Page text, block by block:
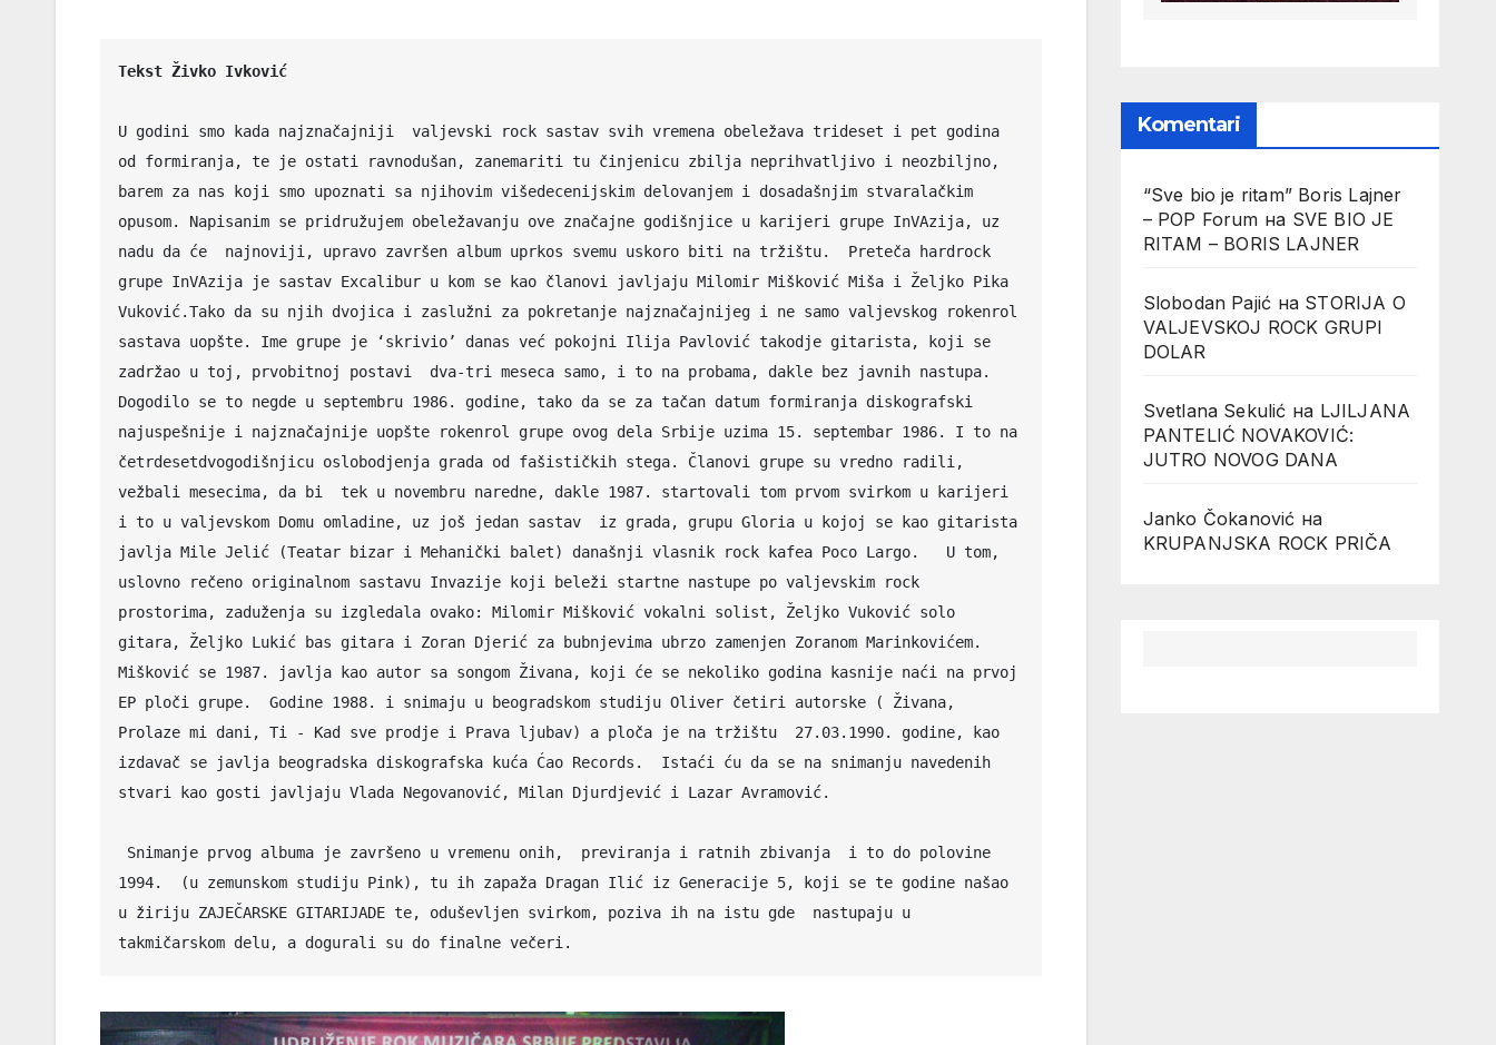
Tekst Živko Ivković
U godini smo kada najznačajniji  valjevski rock sastav svih vremena obeležava trideset i pet godina
od formiranja, te je ostati ravnodušan, zanemariti tu činjenicu zbilja neprihvatljivo i neozbiljno,
barem za nas koji smo upoznati sa njihovim višedecenijskim delovanjem i dosadašnjim stvaralačkim
opusom. Napisanim se pridružujem obeležavanju ove značajne godišnjice u karijeri grupe InVAzija, uz
nadu da će  najnoviji, upravo završen album uprkos svemu uskoro biti na tržištu.  Preteča hardrock
grupe InVAzija je sastav Excalibur u kom se kao članovi javljaju Milomir Mišković Miša i Željko Pika
Vuković.Tako da su njih dvojica i zaslužni za pokretanje najznačajnijeg i ne samo valjevskog rokenrol
sastava uopšte. Ime grupe je ‘skrivio’ danas već pokojni Ilija Pavlović takodje gitarista, koji se
zadržao u toj, prvobitnoj postavi  dva-tri meseca samo, i to na probama, dakle bez javnih nastupa.
Dogodilo se to negde u septembru 1986. godine, tako da se za tačan datum formiranja diskografski
najuspešnije i najznačajnije uopšte rokenrol grupe ovog dela Srbije uzima 15. septembar 1986. I to na
četrdesetdvogodišnjicu oslobodjenja grada od fašističkih stega. Članovi grupe su vredno radili,
vežbali mesecima, da bi  tek u novembru naredne, dakle 1987. startovali tom prvom svirkom u karijeri
i to u valjevskom Domu omladine, uz još jedan sastav  iz grada, grupu Gloria u kojoj se kao gitarista
javlja Mile Jelić (Teatar bizar i Mehanički balet) današnji vlasnik rock kafea Poco Largo.   U tom,
uslovno rečeno originalnom sastavu Invazije koji beleži startne nastupe po valjevskim rock
prostorima, zaduženja su izgledala ovako: Milomir Mišković vokalni solist, Željko Vuković solo
gitara, Željko Lukić bas gitara i Zoran Djerić za bubnjevima ubrzo zamenjen Zoranom Marinkovićem.
Mišković se 1987. javlja kao autor sa songom Živana, koji će se nekoliko godina kasnije naći na prvoj
EP ploči grupe.  Godine 1988. i snimaju u beogradskom studiju Oliver četiri autorske ( Živana,
Prolaze mi dani, Ti - Kad sve prodje i Prava ljubav) a ploča je na tržištu  27.03.1990. godine, kao
izdavač se javlja beogradska diskografska kuća Ćao Records.  Istaći ću da se na snimanju navedenih
stvari kao gosti javljaju Vlada Negovanović, Milan Djurdjević i Lazar Avramović.
1994.  (u zemunskom studiju Pink), tu ih zapaža Dragan Ilić iz Generacije 5, koji se te godine našao
u žiriju ZAJEČARSKE GITARIJADE te, oduševljen svirkom, poziva ih na istu gde  nastupaju u
Komentari
“Sve bio je ritam” Boris Lajner
– POP Forum на SVE BIO JE
RITAM – BORIS LAJNER
Slobodan Pajić на STORIJA O
VALJEVSKOJ ROCK GRUPI
DOLAR
Svetlana Sekulić на LJILJANA
PANTELIĆ NOVAKOVIĆ:
JUTRO NOVOG DANA
Janko Čokanović на
KRUPANJSKA ROCK PRIČA